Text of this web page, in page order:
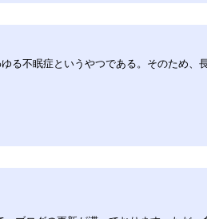
不眠症というやつである。そのため